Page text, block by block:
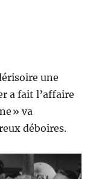
une
a fait l’affaire
» va
déboires.